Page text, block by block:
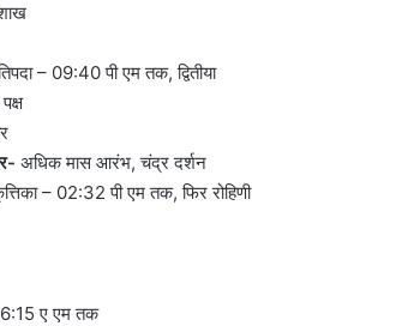
– 09:40 पी एम तक, द्वितीया
अधिक मास आरंभ, चंद्र दर्शन
– 02:32 पी एम तक, फिर रोहिणी
ए एम तक